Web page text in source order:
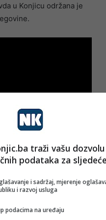
u Konjicu održana je
traži vašu dozvolu
podataka za
i sadržaj, mjerenje
i razvoj usluga
podacima na uređaju